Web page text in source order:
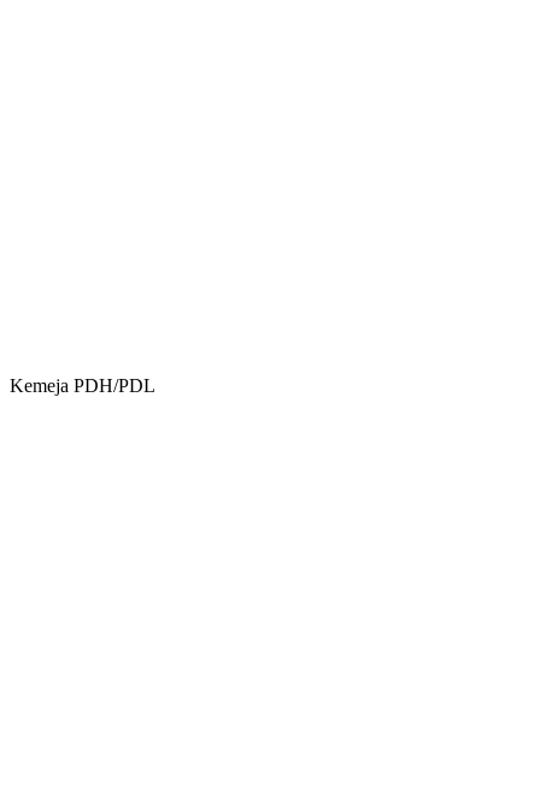
Kemeja PDH/PDL